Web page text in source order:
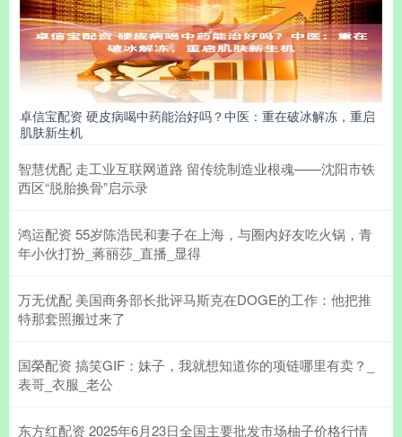
卓信宝配资 硬皮病喝中药能治好吗？中医：重在破冰解冻，重启
肌肤新生机
智慧优配 走工业互联网道路 留传统制造业根魂——沈阳市铁
西区“脱胎换骨”启示录
鸿运配资 55岁陈浩民和妻子在上海，与圈内好友吃火锅，青
年小伙打扮_蒋丽莎_直播_显得
万无优配 美国商务部长批评马斯克在DOGE的工作：他把推
特那套照搬过来了
国榮配资 搞笑GIF：妹子，我就想知道你的项链哪里有卖？_
表哥_衣服_老公
东方红配资 2025年6月23日全国主要批发市场柚子价格行情